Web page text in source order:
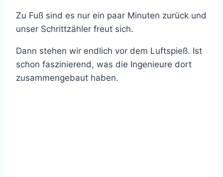
Zu Fuß sind es nur ein paar Minuten zurück und
unser Schrittzähler freut sich.
Dann stehen wir endlich vor dem Luftspieß. Ist
schon faszinierend, was die Ingenieure dort
zusammengebaut haben.